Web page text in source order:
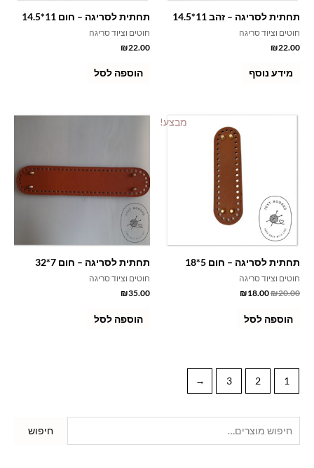
חיפוש
תחתית לסריגה – זהב 11*14.5
חוטים וציוד סריגה
₪22.00
מידע נוסף
תחתית לסריגה – חום 11*14.5
חוטים וציוד סריגה
₪22.00
הוספה לסל
מבצע!
תחתית לסריגה – חום 5*18
חוטים וציוד סריגה
₪20.00
₪18.00
הוספה לסל
תחתית לסריגה – חום 7*32
חוטים וציוד סריגה
₪35.00
הוספה לסל
1
2
3
←